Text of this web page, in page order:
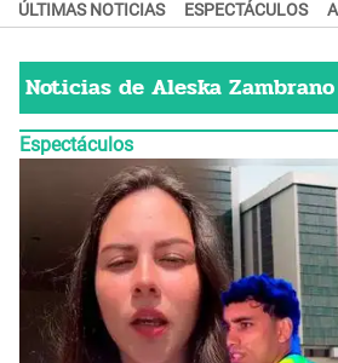
ÚLTIMAS NOTICIAS ESPECTÁCULOS
Noticias de Aleska Zambrano
Espectáculos